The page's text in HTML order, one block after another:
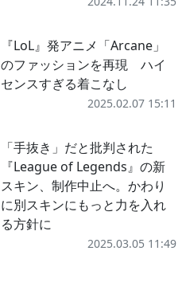
『LoL』発アニメ「Arcane」
のファッションを再現 ハイ
センスすぎる着こなし
2025.02.07 15:11
「手抜き」だと批判された
『League of Legends』の新
スキン、制作中止へ。かわり
に別スキンにもっと力を入れ
る方針に
2025.03.05 11:49